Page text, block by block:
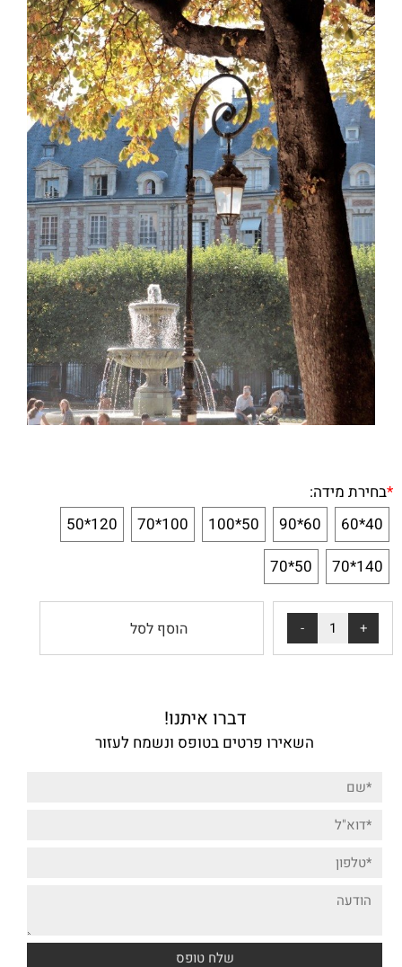
*בחירת מידה:
40*60
60*90
50*100
100*70
120*50
140*70
50*70
הוסף לסל
דברו איתנו!
השאירו פרטים בטופס ונשמח לעזור